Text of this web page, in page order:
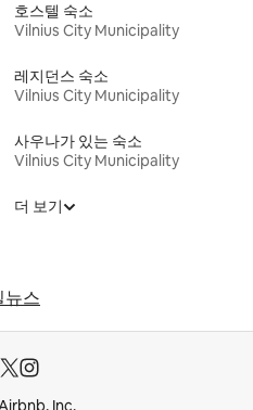
호스텔 숙소
Vilnius City Municipality
레지던스 숙소
Vilnius City Municipality
사우나가 있는 숙소
Vilnius City Municipality
더 보기
뉴스
Inc.